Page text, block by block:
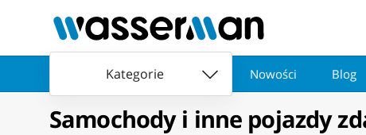
Kategorie Nowości Blog
Samochody i inne pojazdy